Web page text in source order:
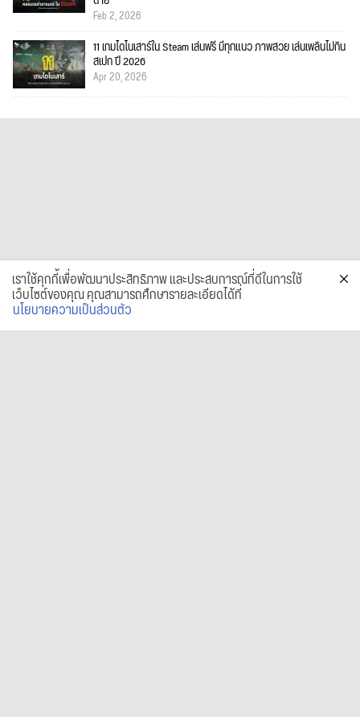
Feb 2, 2026
11 เกมไดโนเสาร์ใน Steam เล่นฟรี มีทุกแนว ภาพสวย เล่นเพลินไม่กิน
สเปก ปี 2026
Apr 20, 2026
เราใช้คุกกี้เพื่อพัฒนาประสิทธิภาพ และประสบการณ์ที่ดีในการใช้
เว็บไซต์ของคุณ คุณสามารถศึกษารายละเอียดได้ที่
นโยบายความเป็นส่วนตัว